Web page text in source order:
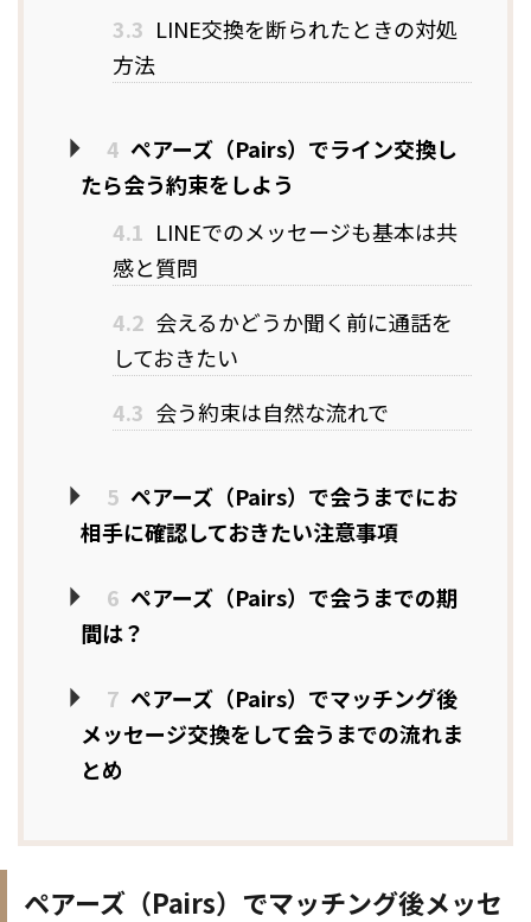
3.3 LINE交換を断られたときの対処
方法
4 ペアーズ（Pairs）でライン交換し
たら会う約束をしよう
4.1 LINEでのメッセージも基本は共
感と質問
4.2 会えるかどうか聞く前に通話を
しておきたい
4.3 会う約束は自然な流れで
5 ペアーズ（Pairs）で会うまでにお
相手に確認しておきたい注意事項
6 ペアーズ（Pairs）で会うまでの期
間は？
7 ペアーズ（Pairs）でマッチング後
メッセージ交換をして会うまでの流れま
とめ
ペアーズ（Pairs）でマッチング後メッセ